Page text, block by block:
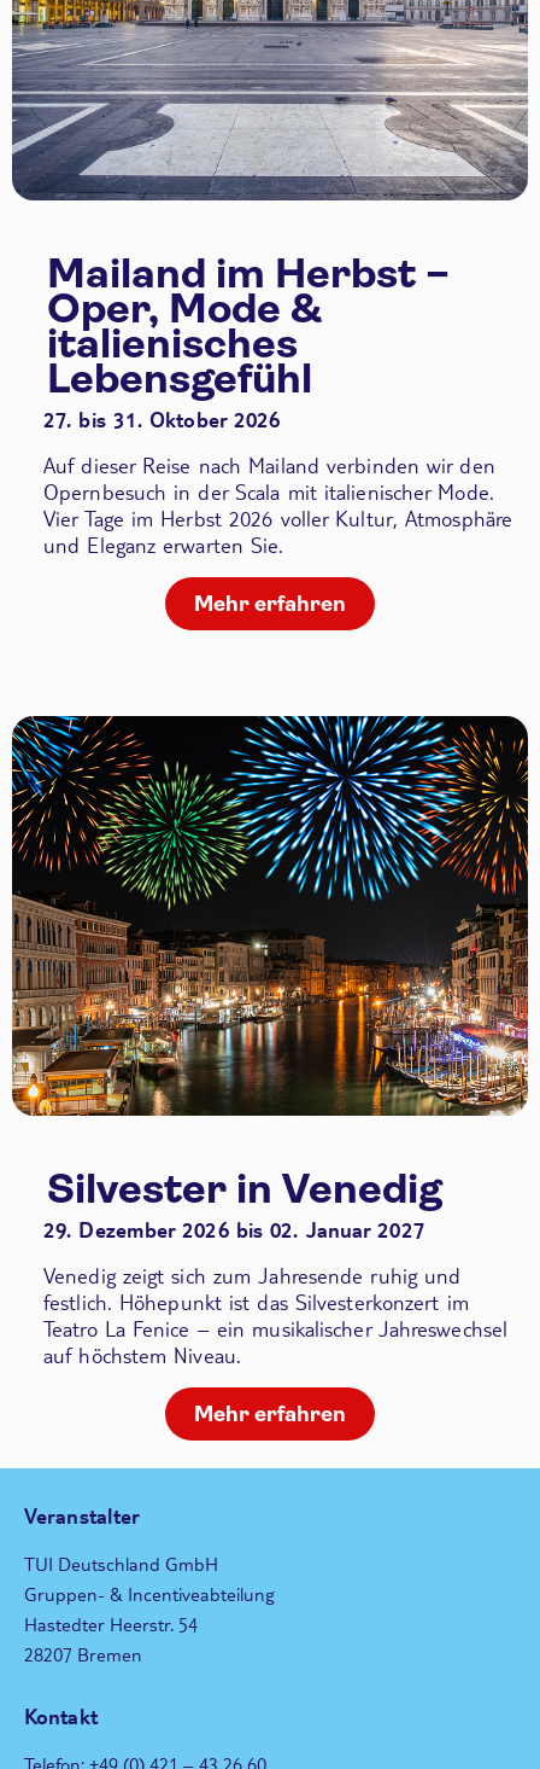
Mailand im Herbst –
Oper, Mode &
italienisches
Lebensgefühl
27. bis 31. Oktober 2026
Auf dieser Reise nach Mailand verbinden wir den
Opernbesuch in der Scala mit italienischer Mode.
Vier Tage im Herbst 2026 voller Kultur, Atmosphäre
und Eleganz erwarten Sie.
Mehr erfahren
Silvester in Venedig
29. Dezember 2026 bis 02. Januar 2027
Venedig zeigt sich zum Jahresende ruhig und
festlich. Höhepunkt ist das Silvesterkonzert im
Teatro La Fenice – ein musikalischer Jahreswechsel
auf höchstem Niveau.
Mehr erfahren
Veranstalter
TUI Deutschland GmbH
Gruppen- & Incentiveabteilung
Hastedter Heerstr. 54
28207 Bremen
Kontakt
Telefon: +49 (0) 421 – 43 26 60